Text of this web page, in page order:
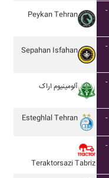
Peykan Tehran
-
Sepahan Isfahan
-
آلومينيوم اراک
-
Esteghlal Tehran -
Teraktorsazi Tabriz
-